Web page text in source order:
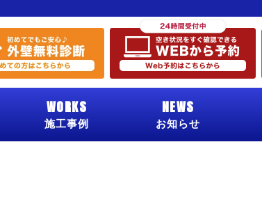
WORKS
施工事例
NEWS
お知らせ